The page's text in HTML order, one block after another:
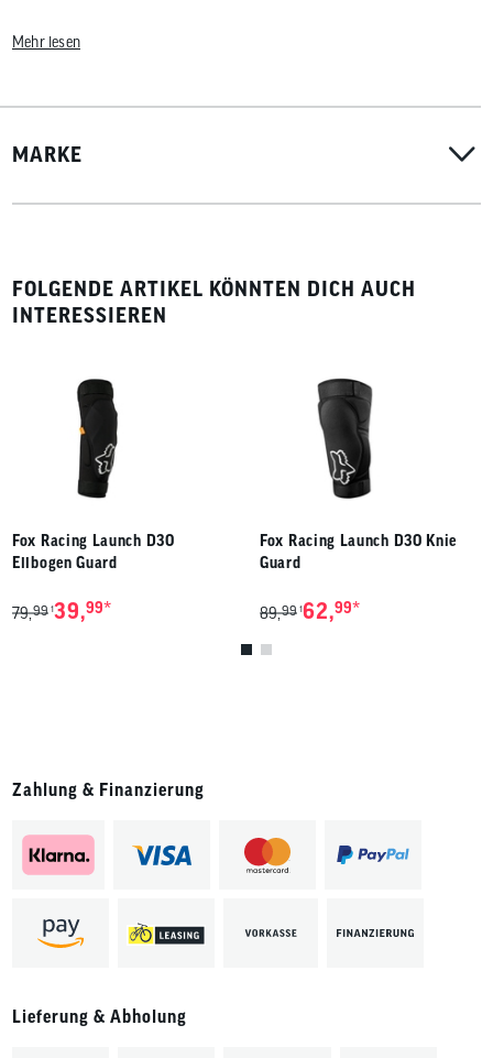
Mehr lesen
MARKE
FOLGENDE ARTIKEL KÖNNTEN DICH AUCH
INTERESSIEREN
Fox Racing Launch D3O
Ellbogen Guard
79,99 139,99*
Fox Racing Launch D3O Knie
Guard
89,99 162,99*
Zahlung & Finanzierung
Lieferung & Abholung